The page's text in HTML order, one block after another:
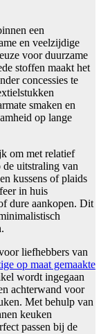
een
en veelzijdige
voor duurzame
stoffen maakt het
concessies te
smaken en
op lange
om met relatief
uitstraling van
kussens of plaids
in huis
dure aankopen. Dit
liefhebbers van
op maat gemaakte
wordt ingegaan
achterwand voor
Met behulp van
keuken
passen bij de